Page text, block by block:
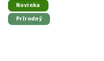
Novinka
Prírodný